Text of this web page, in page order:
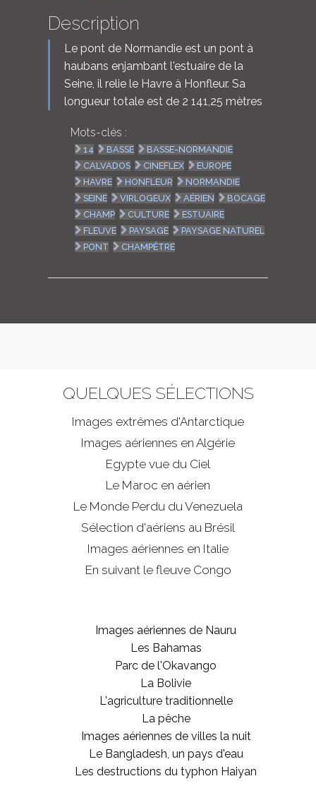
Description
Le pont de Normandie est un pont à
haubans enjambant l'estuaire de la
Seine, il relie le Havre à Honfleur. Sa
longueur totale est de 2 141,25 mètres
Mots-clés :
14 BASSE
BASSE-NORMANDIE
CALVADOS
CINEFLEX
EUROPE
HAVRE
HONFLEUR
NORMANDIE
SEINE
VIRLOGEUX AÉRIEN
BOCAGE
CHAMP
CULTURE
ESTUAIRE
FLEUVE
PAYSAGE
PAYSAGE NATUREL
PONT
CHAMPÊTRE
QUELQUES SÉLECTIONS
Images extrêmes d'Antarctique
Images aériennes en Algérie
Egypte vue du Ciel
Le Maroc en aérien
Le Monde Perdu du Venezuela
Sélection d'aériens au Brésil
Images aériennes en Italie
En suivant le fleuve Congo
Images aériennes de Nauru
Les Bahamas
Parc de l'Okavango
La Bolivie
L'agriculture traditionnelle
La pêche
Images aériennes de villes la nuit
Le Bangladesh, un pays d'eau
Les destructions du typhon Haiyan